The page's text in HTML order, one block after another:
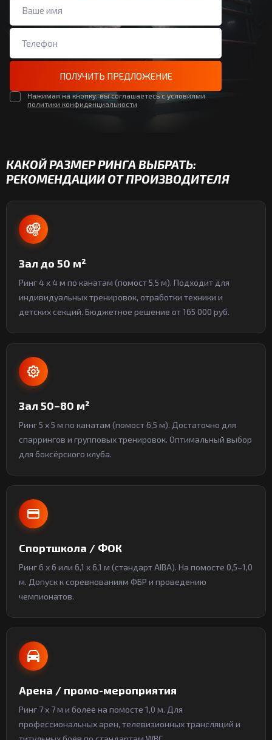
ПОЛУЧИТЬ ПРЕДЛОЖЕНИЕ
Нажимая на кнопку, вы соглашаетесь с условиями
политики конфиденциальности
КАКОЙ РАЗМЕР РИНГА ВЫБРАТЬ:
РЕКОМЕНДАЦИИ ОТ ПРОИЗВОДИТЕЛЯ
Зал до 50 м²
Ринг 4 x 4 м по канатам (помост 5,5 м). Подходит для
индивидуальных тренировок, отработки техники и
детских секций. Бюджетное решение от 165 000 руб.
Зал 50–80 м²
Ринг 5 x 5 м по канатам (помост 6,5 м). Достаточно для
спаррингов и групповых тренировок. Оптимальный выбор
для боксёрского клуба.
Спортшкола / ФОК
Ринг 6 x 6 или 6,1 x 6,1 м (стандарт AIBA). На помосте 0,5–1,0
м. Допуск к соревнованиям ФБР и проведению
чемпионатов.
Арена / промо-мероприятия
Ринг 7 x 7 м и более на помосте 1,0 м. Для
профессиональных арен, телевизионных трансляций и